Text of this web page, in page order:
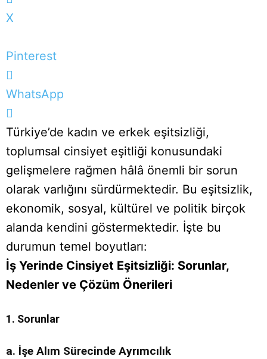
X
Pinterest
WhatsApp
Türkiye’de kadın ve erkek eşitsizliği,
toplumsal cinsiyet eşitliği konusundaki
gelişmelere rağmen hâlâ önemli bir sorun
olarak varlığını sürdürmektedir. Bu eşitsizlik,
ekonomik, sosyal, kültürel ve politik birçok
alanda kendini göstermektedir. İşte bu
durumun temel boyutları:
İş Yerinde Cinsiyet Eşitsizliği: Sorunlar,
Nedenler ve Çözüm Önerileri
1. Sorunlar
a. İşe Alım Sürecinde Ayrımcılık